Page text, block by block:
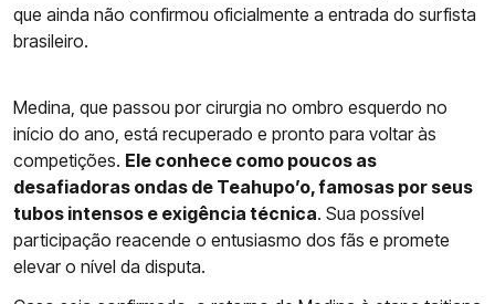
que ainda não confirmou oficialmente a entrada do surfista
brasileiro.
Medina, que passou por cirurgia no ombro esquerdo no
início do ano, está recuperado e pronto para voltar às
competições. Ele conhece como poucos as
desafiadoras ondas de Teahupo’o, famosas por seus
tubos intensos e exigência técnica. Sua possível
participação reacende o entusiasmo dos fãs e promete
elevar o nível da disputa.